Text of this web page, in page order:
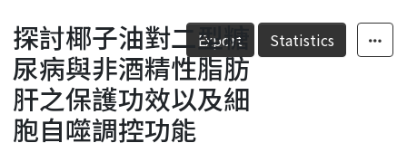
Fundings & Projects
Researchers
Organizations
Export Statistics
探討椰子油對二型糖
尿病與非酒精性脂肪
肝之保護功效以及細
胞自噬調控功能